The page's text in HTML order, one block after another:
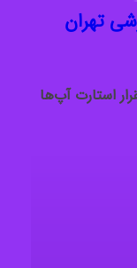
تهران
استارت‌ آپ‌ها